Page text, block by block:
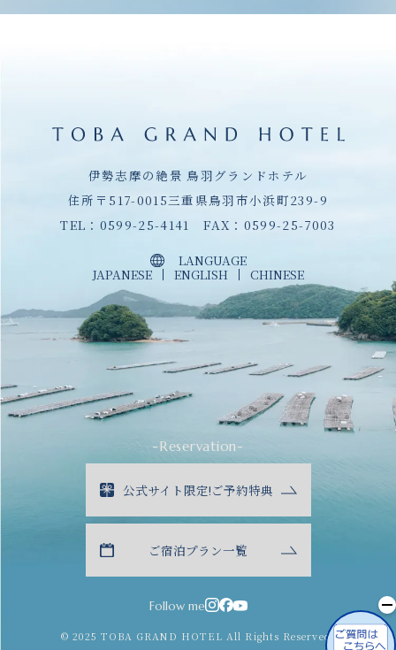
伊勢志摩の絶景 鳥羽グランドホテル
住所〒517-0015三重県鳥羽市小浜町239-9
TEL： 0599-25-4141 FAX：0599-25-7003
LANGUAGE
JAPANESE ENGLISH CHINESE
-Reservation-
公式サイト限定!ご予約特典
ご宿泊プラン一覧
Follow me
© 2025 TOBA GRAND HOTEL All Rights Reserved.